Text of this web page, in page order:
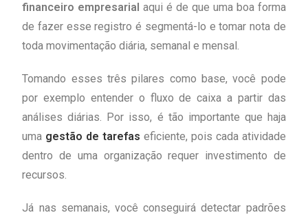
financeiro empresarial aqui é de que uma boa forma
de fazer esse registro é segmentá-lo e tomar nota de
toda movimentação diária, semanal e mensal.
Tomando esses três pilares como base, você pode
por exemplo entender o fluxo de caixa a partir das
análises diárias. Por isso, é tão importante que haja
uma gestão de tarefas eficiente, pois cada atividade
dentro de uma organização requer investimento de
recursos.
Já nas semanais, você conseguirá detectar padrões